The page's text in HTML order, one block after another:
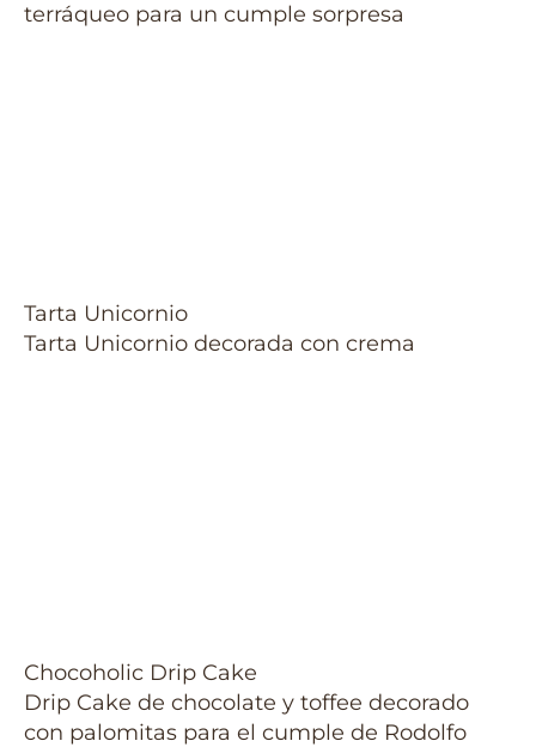
terráqueo para un cumple sorpresa
Tarta Unicornio
Tarta Unicornio decorada con crema
Chocoholic Drip Cake
Drip Cake de chocolate y toffee decorado
con palomitas para el cumple de Rodolfo